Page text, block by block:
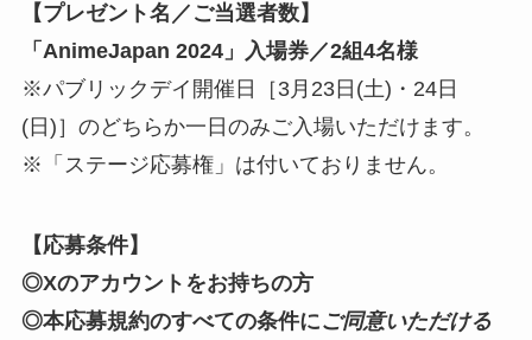
【プレゼント名／ご当選者数】
「AnimeJapan 2024」入場券／2組4名様
※パブリックデイ開催日［3月23日(土)・24日
(日)］のどちらか一日のみご入場いただけます。
※「ステージ応募権」は付いておりません。
【応募条件】
◎Xのアカウントをお持ちの方
◎本応募規約のすべての条件にご同意いただける